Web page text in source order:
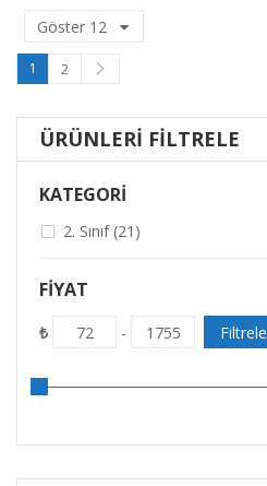
Göster 12
1 2
ÜRÜNLERI FILTRELE
KATEGORİ
2. Sınıf (21)
FIYAT
₺ 72 - 1755 Filtrele